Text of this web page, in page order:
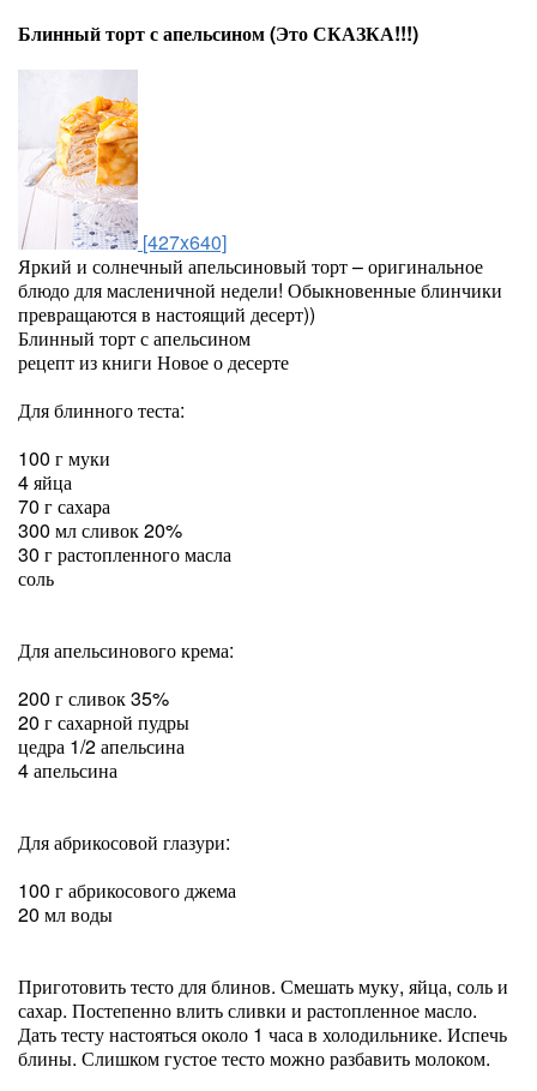
Блинный торт с апельсином (Это СКАЗКА!!!)
[427x640]
Яркий и солнечный апельсиновый торт – оригинальное
блюдо для масленичной недели! Обыкновенные блинчики
превращаются в настоящий десерт))
Блинный торт с апельсином
рецепт из книги Новое о десерте
Для блинного теста:
100 г муки
4 яйца
70 г сахара
300 мл сливок 20%
30 г растопленного масла
соль
Для апельсинового крема:
200 г сливок 35%
20 г сахарной пудры
цедра 1/2 апельсина
4 апельсина
Для абрикосовой глазури:
100 г абрикосового джема
20 мл воды
Приготовить тесто для блинов. Смешать муку, яйца, соль и
сахар. Постепенно влить сливки и растопленное масло.
Дать тесту настояться около 1 часа в холодильнике. Испечь
блины. Слишком густое тесто можно разбавить молоком.